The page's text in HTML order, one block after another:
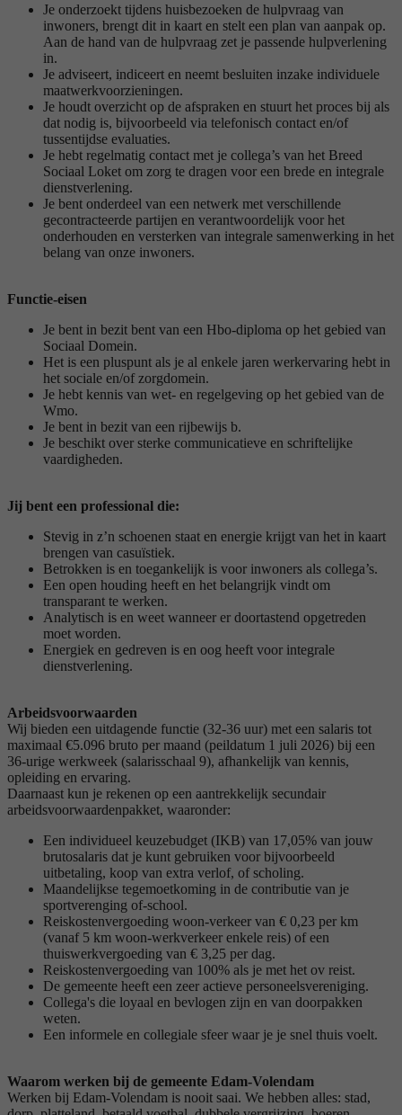
Je onderzoekt tijdens huisbezoeken de hulpvraag van
inwoners, brengt dit in kaart en stelt een plan van aanpak op.
Aan de hand van de hulpvraag zet je passende hulpverlening
in.
Je adviseert, indiceert en neemt besluiten inzake individuele
maatwerkvoorzieningen.
Je houdt overzicht op de afspraken en stuurt het proces bij als
dat nodig is, bijvoorbeeld via telefonisch contact en/of
tussentijdse evaluaties.
Je hebt regelmatig contact met je collega’s van het Breed
Sociaal Loket om zorg te dragen voor een brede en integrale
dienstverlening.
Je bent onderdeel van een netwerk met verschillende
gecontracteerde partijen en verantwoordelijk voor het
onderhouden en versterken van integrale samenwerking in het
belang van onze inwoners.
Functie-eisen
Je bent in bezit bent van een Hbo-diploma op het gebied van
Sociaal Domein.
Het is een pluspunt als je al enkele jaren werkervaring hebt in
het sociale en/of zorgdomein.
Je hebt kennis van wet- en regelgeving op het gebied van de
Wmo.
Je bent in bezit van een rijbewijs b.
Je beschikt over sterke communicatieve en schriftelijke
vaardigheden.
Jij bent een professional die:
Stevig in z’n schoenen staat en energie krijgt van het in kaart
brengen van casuïstiek.
Betrokken is en toegankelijk is voor inwoners als collega’s.
Een open houding heeft en het belangrijk vindt om
transparant te werken.
Analytisch is en weet wanneer er doortastend opgetreden
moet worden.
Energiek en gedreven is en oog heeft voor integrale
dienstverlening.
Arbeidsvoorwaarden
Wij bieden een uitdagende functie (32-36 uur) met een salaris tot
maximaal €5.096 bruto per maand (peildatum 1 juli 2026) bij een
36-urige werkweek (salarisschaal 9), afhankelijk van kennis,
opleiding en ervaring.
Daarnaast kun je rekenen op een aantrekkelijk secundair
arbeidsvoorwaardenpakket, waaronder:
Een individueel keuzebudget (IKB) van 17,05% van jouw
brutosalaris dat je kunt gebruiken voor bijvoorbeeld
uitbetaling, koop van extra verlof, of scholing.
Maandelijkse tegemoetkoming in de contributie van je
sportverenging of-school.
Reiskostenvergoeding woon-verkeer van € 0,23 per km
(vanaf 5 km woon-werkverkeer enkele reis) of een
thuiswerkvergoeding van € 3,25 per dag.
Reiskostenvergoeding van 100% als je met het ov reist.
De gemeente heeft een zeer actieve personeelsvereniging.
Collega's die loyaal en bevlogen zijn en van doorpakken
weten.
Een informele en collegiale sfeer waar je je snel thuis voelt.
Waarom werken bij de gemeente Edam-Volendam
Werken bij Edam-Volendam is nooit saai. We hebben alles: stad,